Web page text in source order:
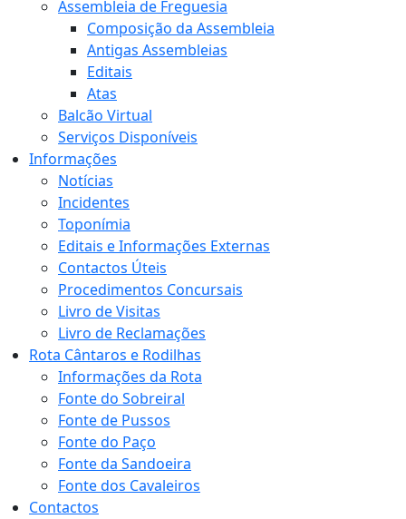
Assembleia de Freguesia
Composição da Assembleia
Antigas Assembleias
Editais
Atas
Balcão Virtual
Serviços Disponíveis
Informações
Notícias
Incidentes
Toponímia
Editais e Informações Externas
Contactos Úteis
Procedimentos Concursais
Livro de Visitas
Livro de Reclamações
Rota Cântaros e Rodilhas
Informações da Rota
Fonte do Sobreiral
Fonte de Pussos
Fonte do Paço
Fonte da Sandoeira
Fonte dos Cavaleiros
Contactos